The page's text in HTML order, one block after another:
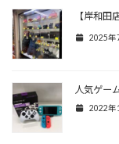
【岸和
2025年
人気ゲー
2022年